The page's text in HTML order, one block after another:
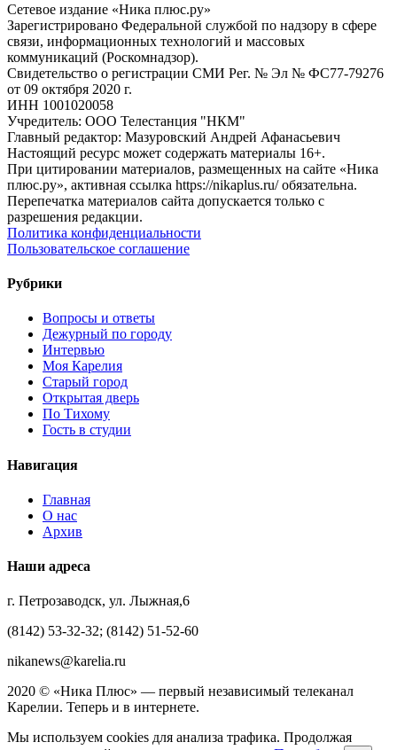
Сетевое издание «Ника плюс.ру»
Зарегистрировано Федеральной службой по надзору в сфере
связи, информационных технологий и массовых
коммуникаций (Роскомнадзор).
Свидетельство о регистрации СМИ Рег. № Эл № ФС77-79276
от 09 октября 2020 г.
ИНН 1001020058
Учредитель: ООО Телестанция "НКМ"
Главный редактор: Мазуровский Андрей Афанасьевич
Настоящий ресурс может содержать материалы 16+.
При цитировании материалов, размещенных на сайте «Ника
плюс.ру», активная ссылка https://nikaplus.ru/ обязательна.
Перепечатка материалов сайта допускается только с
разрешения редакции.
Политика конфиденциальности
Пользовательское соглашение
Рубрики
Вопросы и ответы
Дежурный по городу
Интервью
Моя Карелия
Старый город
Открытая дверь
По Тихому
Гость в студии
Навигация
Главная
О нас
Архив
Наши адреса
г. Петрозаводск, ул. Лыжная,6
(8142) 53-32-32; (8142) 51-52-60
nikanews@karelia.ru
2020 © «Ника Плюс» — первый независимый телеканал
Карелии. Теперь и в интернете.
Мы используем cookies для анализа трафика. Продолжая